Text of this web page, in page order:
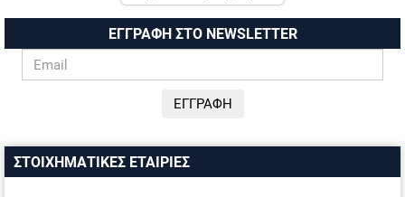
ΕΓΓΡΑΦΗ ΣΤΟ NEWSLETTER
ΣΤΟΙΧΗΜΑΤΙΚΕΣ ΕΤΑΙΡΙΕΣ